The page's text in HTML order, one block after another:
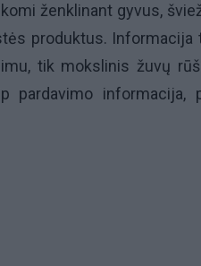
ženklinant gyvus,
produktus. Informacija
tik mokslinis žuvų
pardavimo